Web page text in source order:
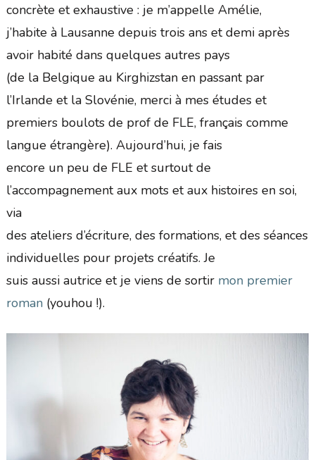
concrète et exhaustive : je m’appelle Amélie,
j’habite à Lausanne depuis trois ans et demi après
avoir habité dans quelques autres pays
(de la Belgique au Kirghizstan en passant par
l’Irlande et la Slovénie, merci à mes études et
premiers boulots de prof de FLE, français comme
langue étrangère). Aujourd’hui, je fais
encore un peu de FLE et surtout de
l’accompagnement aux mots et aux histoires en soi,
via
des ateliers d’écriture, des formations, et des séances
individuelles pour projets créatifs. Je
suis aussi autrice et je viens de sortir mon premier
roman(youhou !).